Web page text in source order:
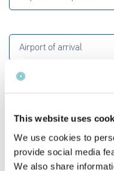
This website uses
We use cookies to
provide social media
We also share
Airport of arrival
¿Qué indemnización
Wings?
Si su vuelo